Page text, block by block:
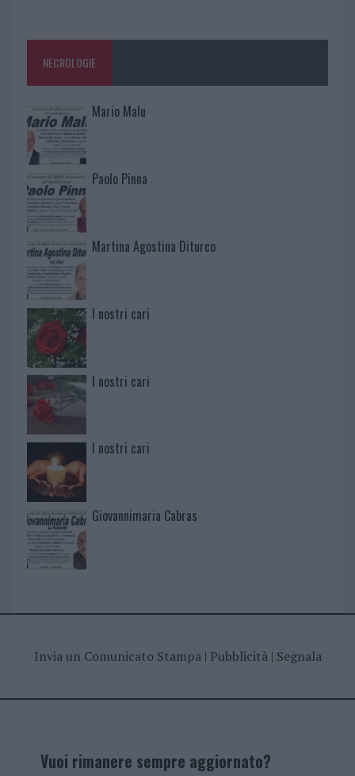
NECROLOGIE
Mario Malu
Paolo Pinna
Martina Agostina Diturco
I nostri cari
I nostri cari
I nostri cari
Giovannimaria Cabras
Invia un Comunicato Stampa| Pubblicità| Segnala
Vuoi rimanere sempre aggiornato?